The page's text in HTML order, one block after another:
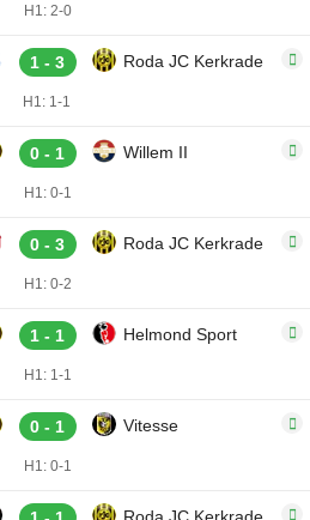
H1: 2-0
1 - 3 Roda JC Kerkrade
H1: 1-1
0 - 1 Willem II
H1: 0-1
0 - 3 Roda JC Kerkrade
H1: 0-2
1 - 1 Helmond Sport
H1: 1-1
0 - 1 Vitesse
H1: 0-1